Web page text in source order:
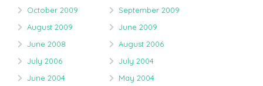
October 2009
September 2009
August 2009
June 2009
June 2008
August 2006
July 2006
July 2004
June 2004
May 2004